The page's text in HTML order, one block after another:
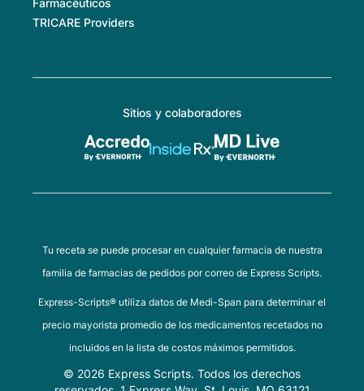
TRICARE Providers
Sitios y colaboradores
Tu receta se puede procesar en cualquier farmacia de nuestra
familia de farmacias de pedidos por correo de Express Scripts.
Express-Scripts® utiliza datos de Medi-Span para determinar el
precio mayorista promedio de los medicamentos recetados no
incluidos en la lista de costos máximos permitidos.
© 2026 Express Scripts. Todos los derechos